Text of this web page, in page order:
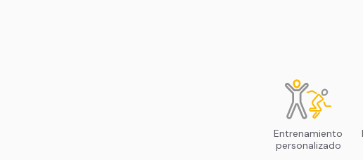
Entrenamiento
personalizado